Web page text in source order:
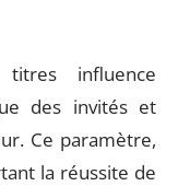
influence
des invités et
Ce paramètre,
la réussite de